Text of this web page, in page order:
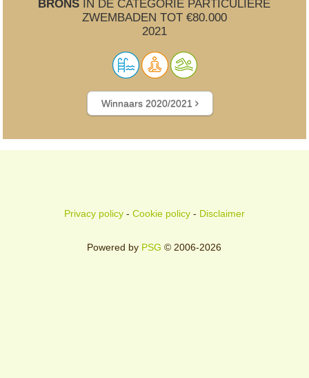
BRONS IN DE CATEGORIE PARTICULIERE
ZWEMBADEN TOT €80.000
2021
Winnaars 2020/2021
Privacy policy- Cookie policy- Disclaimer
Powered by PSG © 2006-2026